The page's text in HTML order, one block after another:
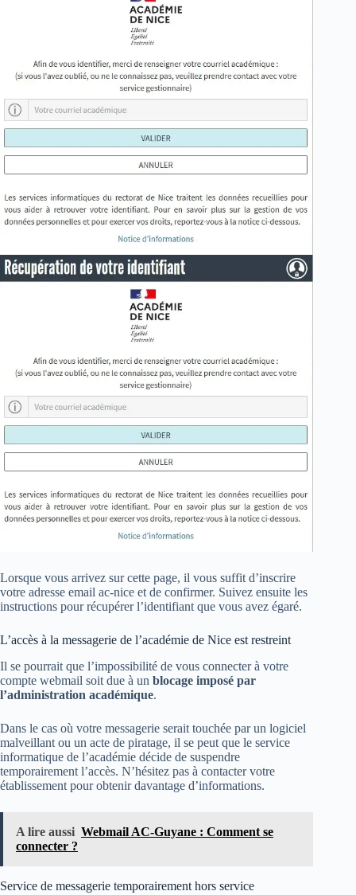
Lorsque vous arrivez sur cette page, il vous suffit d’inscrire
votre adresse email ac-nice et de confirmer. Suivez ensuite les
instructions pour récupérer l’identifiant que vous avez égaré.
L’accès à la messagerie de l’académie de Nice est restreint
Il se pourrait que l’impossibilité de vous connecter à votre
compte webmail soit due à un blocage imposé par
l’administration académique.
Dans le cas où votre messagerie serait touchée par un logiciel
malveillant ou un acte de piratage, il se peut que le service
informatique de l’académie décide de suspendre
temporairement l’accès. N’hésitez pas à contacter votre
établissement pour obtenir davantage d’informations.
A lire aussi Webmail AC-Guyane : Comment se
connecter ?
Service de messagerie temporairement hors service